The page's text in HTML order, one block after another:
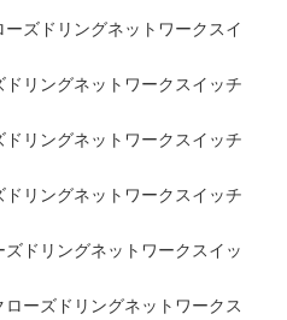
ーズドリングネットワークスイ
ドリングネットワークスイッチ
ドリングネットワークスイッチ
ドリングネットワークスイッチ
ズドリングネットワークスイッ
ローズドリングネットワークス